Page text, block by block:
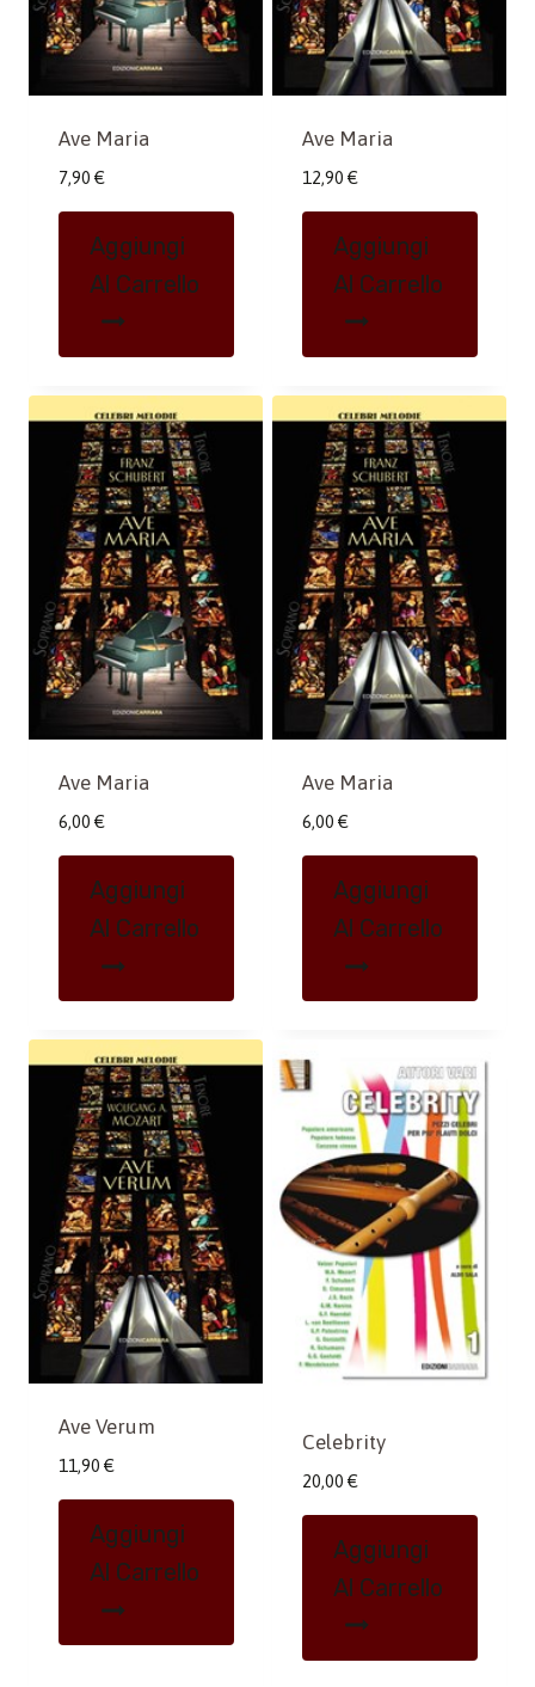
Ave Maria
7,90 €
Aggiungi
Al Carrello
Ave Maria
12,90 €
Aggiungi
Al Carrello
Ave Maria
6,00 €
Aggiungi
Al Carrello
Ave Maria
6,00 €
Aggiungi
Al Carrello
Ave Verum
11,90 €
Aggiungi
Al Carrello
Celebrity
20,00 €
Aggiungi
Al Carrello